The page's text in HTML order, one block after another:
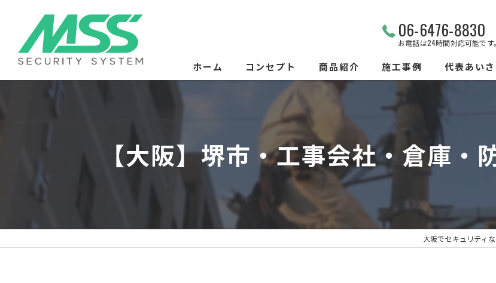
06-6476-8830
お電話は24時間対応可能です。
ホーム コンセプト
サービス
商品紹介 施工事例 代表あい
【大阪】堺市・工事会社・倉庫・
大阪でセキュリティな